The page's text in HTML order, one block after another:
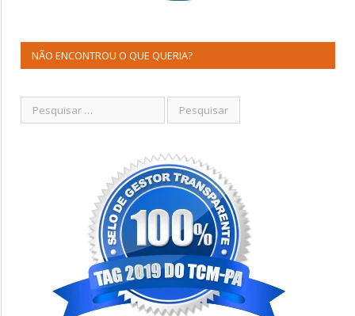
NÃO ENCONTROU O QUE QUERIA?